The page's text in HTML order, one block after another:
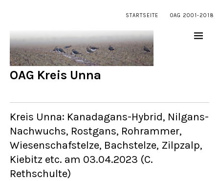
STARTSEITE OAG 2001-2018
OAG Kreis Unna
Kreis Unna: Kanadagans-Hybrid, Nilgans-
Nachwuchs, Rostgans, Rohrammer,
Wiesenschafstelze, Bachstelze, Zilpzalp,
Kiebitz etc. am 03.04.2023 (C.
Rethschulte)